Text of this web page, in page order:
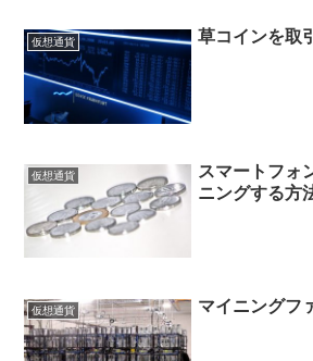
仮想通貨 草コインを取
仮想通貨
スマートフォ
ニングする方
仮想通貨 マイニングフ